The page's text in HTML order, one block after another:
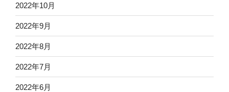
2022年10月
2022年9月
2022年8月
2022年7月
2022年6月